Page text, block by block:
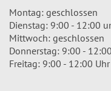
Montag: geschlossen
Dienstag: 9:00 - 12:00
Mittwoch: geschlossen
Donnerstag: 9:00 -
Freitag: 9:00 - 12:00 Uhr